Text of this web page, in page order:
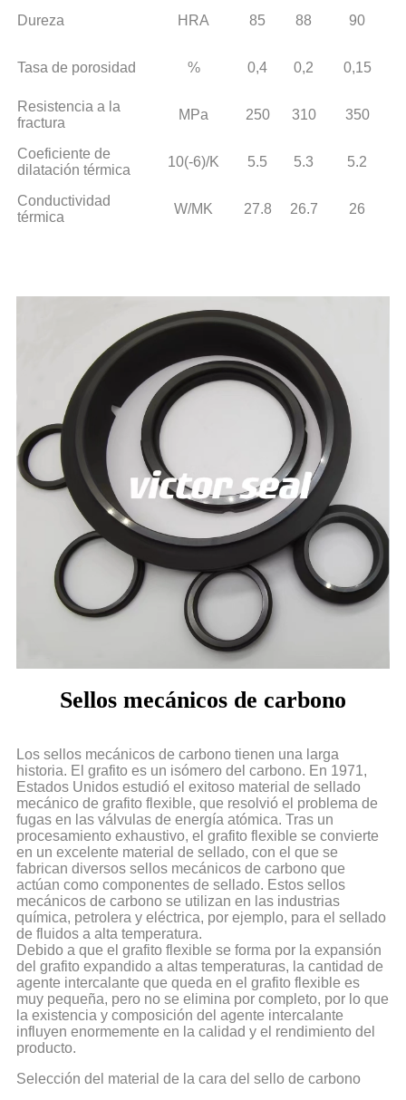
Dureza HRA 85 88 90
Tasa de porosidad % 0,4 0,2 0,15
Resistencia a la
fractura
MPa 250 310 350
Coeficiente de
dilatación térmica
10(-6)/K 5.5 5.3 5.2
Conductividad
térmica
W/MK 27.8 26.7 26
Sellos mecánicos de carbono
Los sellos mecánicos de carbono tienen una larga
historia. El grafito es un isómero del carbono. En 1971,
Estados Unidos estudió el exitoso material de sellado
mecánico de grafito flexible, que resolvió el problema de
fugas en las válvulas de energía atómica. Tras un
procesamiento exhaustivo, el grafito flexible se convierte
en un excelente material de sellado, con el que se
fabrican diversos sellos mecánicos de carbono que
actúan como componentes de sellado. Estos sellos
mecánicos de carbono se utilizan en las industrias
química, petrolera y eléctrica, por ejemplo, para el sellado
de fluidos a alta temperatura.
Debido a que el grafito flexible se forma por la expansión
del grafito expandido a altas temperaturas, la cantidad de
agente intercalante que queda en el grafito flexible es
muy pequeña, pero no se elimina por completo, por lo que
la existencia y composición del agente intercalante
influyen enormemente en la calidad y el rendimiento del
producto.
Selección del material de la cara del sello de carbono